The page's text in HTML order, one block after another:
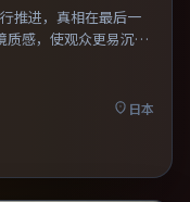
推进，真相在最后一
质感，使观众更易沉浸
。
日本